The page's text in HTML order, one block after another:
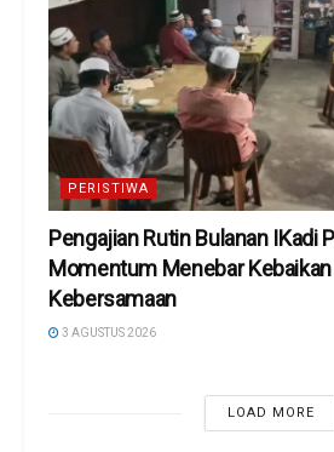
PERISTIWA
Pengajian Rutin Bulanan IKadi
Momentum Menebar
Kebersamaan
3 AGUSTUS 2026
LOAD MORE